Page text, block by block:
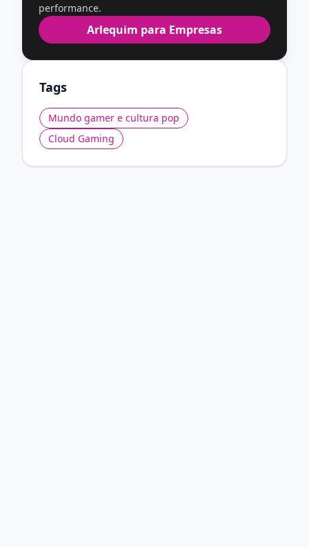
performance.
Arlequim para Empresas
Tags
Mundo gamer e cultura pop
Cloud Gaming